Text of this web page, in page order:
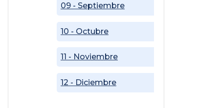
09 - Septiembre
10 - Octubre
11 - Noviembre
12 - Diciembre